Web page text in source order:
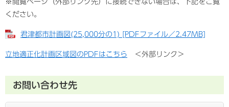
ください。
君津都市計画図(25,000分の1) [PDFファイル／2.47MB]
立地適正化計画区域図のPDFはこちら ＜外部リンク＞
お問い合わせ先